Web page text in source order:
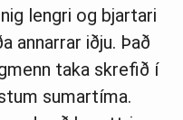
lengri og bjartari
annarrar iðju. Það
taka skrefið í
sumartíma.